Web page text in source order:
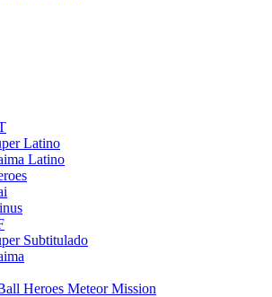
Latino
Latino
Subtitulado
Heroes Meteor Mission